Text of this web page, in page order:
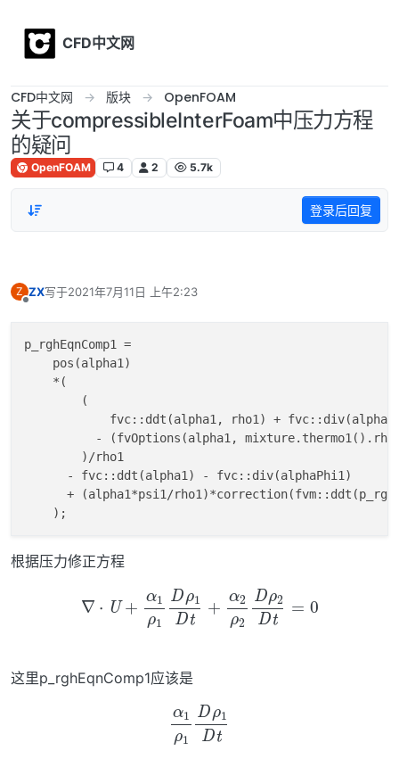
CFD中文网
CFD中文网 版块 OpenFOAM
关于compressibleInterFoam中压力方程
的疑问
OpenFOAM 4 2 5.7k
登录后回复
Z ZX写于2021年7月11日 上午2:23
最后由 编辑
p_rghEqnComp1 =
    pos(alpha1)
    *(
        (
fvc::ddt(alpha1, rho1) +
- (fvOptions(alpha1,
        )/rho1
      - fvc::ddt(alpha1) - fvc::div(alphaPhi1)
+ (alpha1*psi1/
根据压力修正方程
+ α 1ρ1 Dρ1Dt +α2ρ2D ρ2D
这里p_rghEqnComp1应该是
ρ1Dρ1